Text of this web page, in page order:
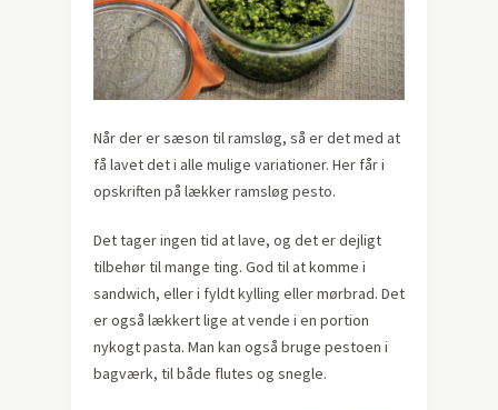
Når der er sæson til ramsløg, så er det med at
få lavet det i alle mulige variationer. Her får i
opskriften på lækker ramsløg pesto.
Det tager ingen tid at lave, og det er dejligt
tilbehør til mange ting. God til at komme i
sandwich, eller i fyldt kylling eller mørbrad. Det
er også lækkert lige at vende i en portion
nykogt pasta. Man kan også bruge pestoen i
bagværk, til både flutes og snegle.